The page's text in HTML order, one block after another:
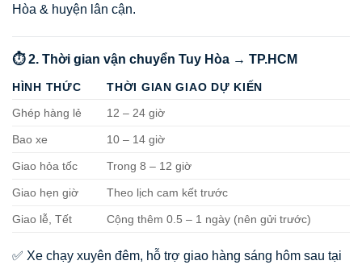
Hòa & huyện lân cận.
⏱️ 2. Thời gian vận chuyển Tuy Hòa → TP.HCM
HÌNH THỨC
THỜI GIAN GIAO DỰ KIẾN
Ghép hàng lẻ
12 – 24 giờ
Bao xe 10 – 14 giờ
Giao hỏa tốc Trong 8 – 12 giờ
Giao hẹn giờ Theo lịch cam kết trước
Giao lễ, Tết Cộng thêm 0.5 – 1 ngày (nên gửi trước)
✅ Xe chạy xuyên đêm, hỗ trợ giao hàng sáng hôm sau tại